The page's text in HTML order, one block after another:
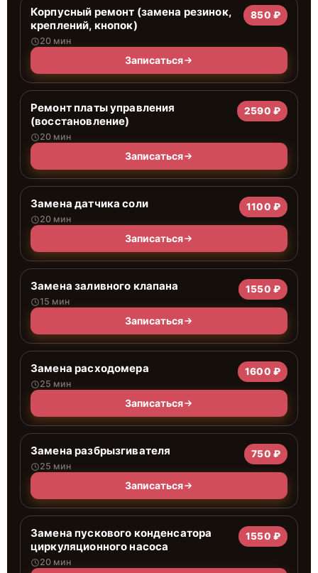
Корпусный ремонт (замена резинок,
креплений, кнопок)
20 мин
850 ₽
Записаться
Ремонт платы управления
(восстановление)
20 мин
2590 ₽
Записаться
Замена датчика соли
20 мин
1100 ₽
Записаться
Замена заливного клапана
15 мин
1550 ₽
Записаться
Замена расходомера
25 мин
1600 ₽
Записаться
Замена разбрызгивателя
25 мин
750 ₽
Записаться
Замена пускового конденсатора
циркуляционного насоса
20 мин
1550 ₽